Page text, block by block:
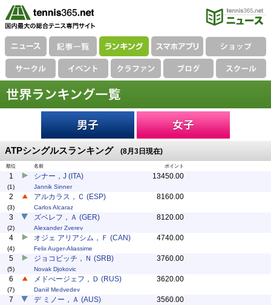
ATPシングルスランキング (8月3日現在)
順位 名前 ポイント
1
(1)
シナー，J (ITA)
Jannik Sinner
13450.00
2
(3)
アルカラス，Ｃ (ESP)
Carlos Alcaraz
8160.00
3
(2)
ズベレフ，Ａ (GER)
Alexander Zverev
8120.00
4
(4)
オジェ アリアシム，Ｆ (CAN)
Felix Auger-Aliassime
4740.00
5
(5)
ジョコビッチ，Ｎ (SRB)
Novak Djokovic
3760.00
6
(7)
メドべージェフ，Ｄ (RUS)
Daniil Medvedev
3620.00
7 デ ミノー，Ａ (AUS) 3560.00